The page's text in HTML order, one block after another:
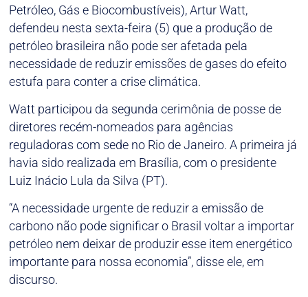
Petróleo, Gás e Biocombustíveis), Artur Watt,
defendeu nesta sexta-feira (5) que a produção de
petróleo brasileira não pode ser afetada pela
necessidade de reduzir emissões de gases do efeito
estufa para conter a crise climática.
Watt participou da segunda cerimônia de posse de
diretores recém-nomeados para agências
reguladoras com sede no Rio de Janeiro. A primeira já
havia sido realizada em Brasília, com o presidente
Luiz Inácio Lula da Silva (PT).
“A necessidade urgente de reduzir a emissão de
carbono não pode significar o Brasil voltar a importar
petróleo nem deixar de produzir esse item energético
importante para nossa economia”, disse ele, em
discurso.